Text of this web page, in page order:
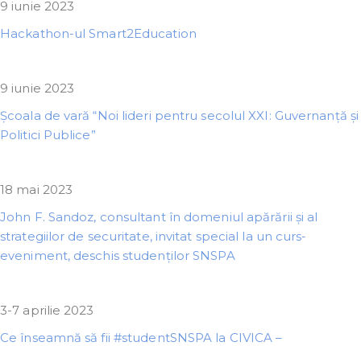
9 iunie 2023
Hackathon-ul Smart2Education
9 iunie 2023
Școala de vară “Noi lideri pentru secolul XXI: Guvernanță și
Politici Publice”
18 mai 2023
John F. Sandoz, consultant în domeniul apărării și al
strategiilor de securitate, invitat special la un curs-
eveniment, deschis studenților SNSPA
3-7 aprilie 2023
Ce înseamnă să fii #studentSNSPA la CIVICA –